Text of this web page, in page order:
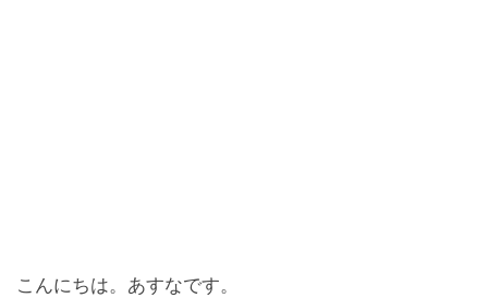
こんにちは。あすなです。